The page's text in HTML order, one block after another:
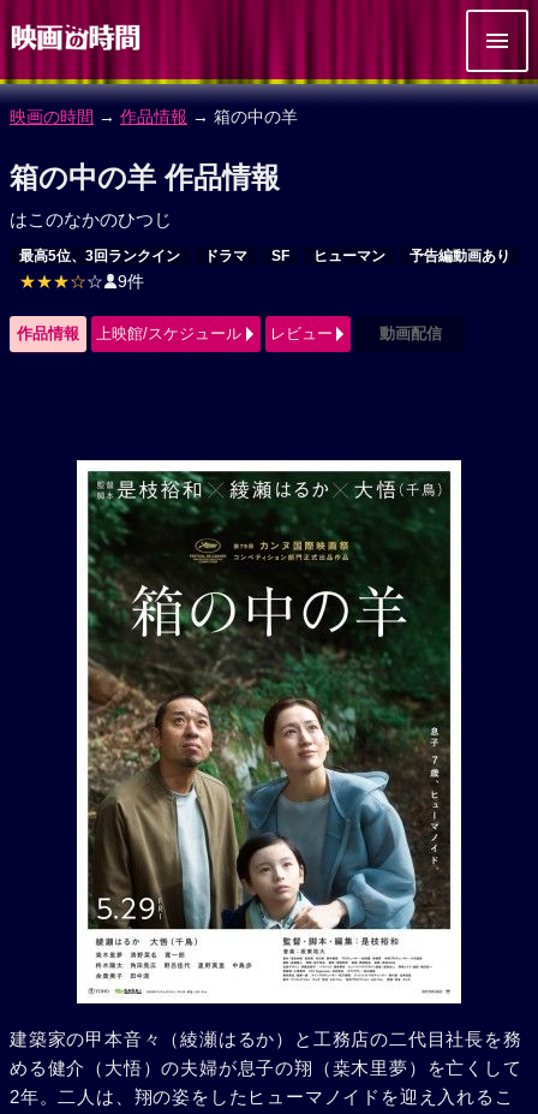
映画の時間 → 作品情報 → 箱の中の羊
箱の中の羊 作品情報
はこのなかのひつじ
最高5位、3回ランクイン ドラマ SF ヒューマン 予告編動画あり
★★★☆☆ 9件
作品情報 上映館/スケジュール レビュー 動画配信
建築家の甲本音々（綾瀬はるか）と工務店の二代目社長を務
める健介（大悟）の夫婦が息子の翔（桒木里夢）を亡くして
2年。二人は、翔の姿をしたヒューマノイドを迎え入れるこ